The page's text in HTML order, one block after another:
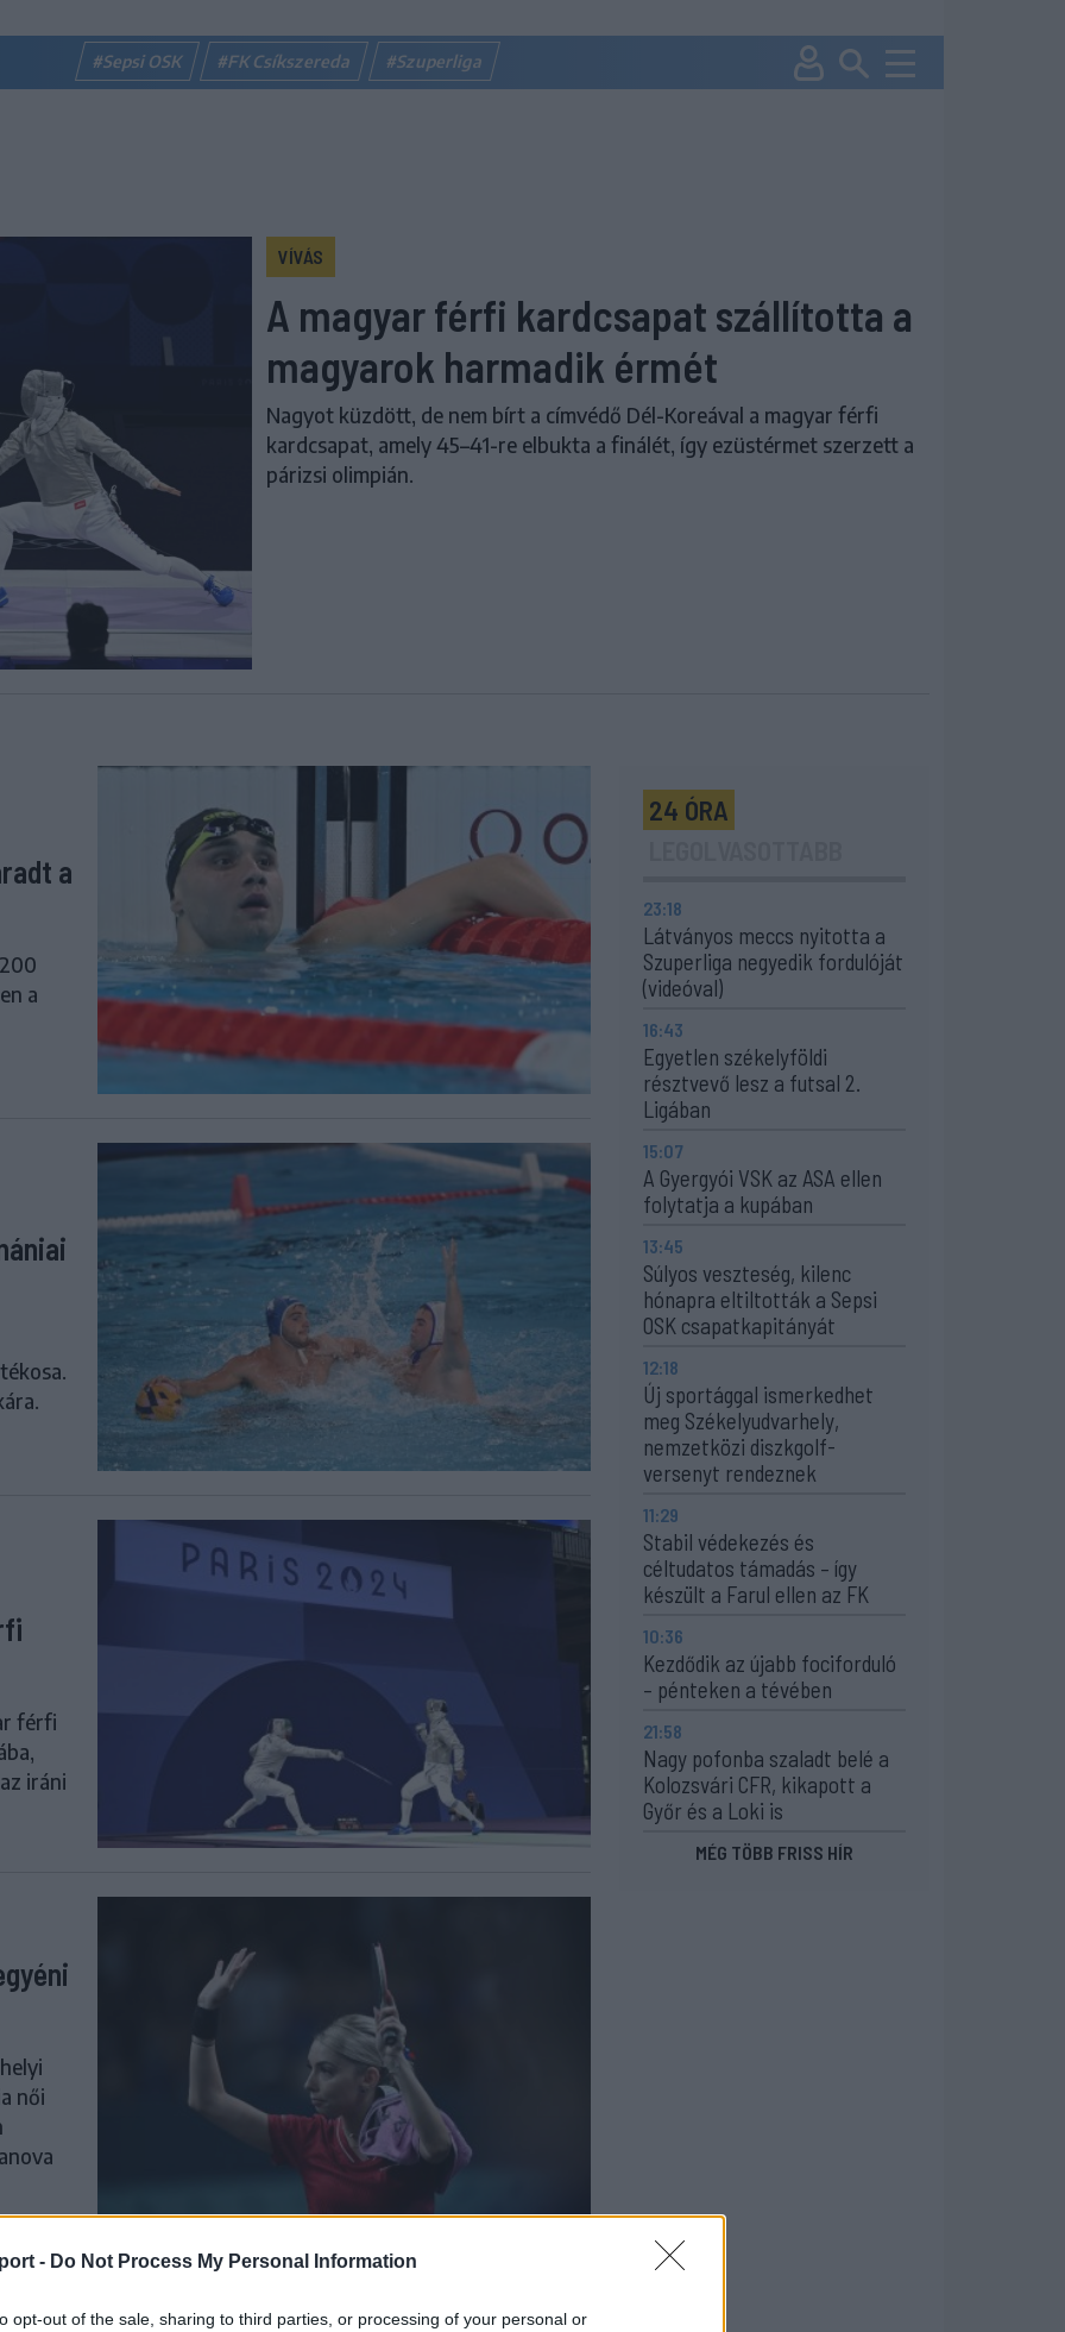
- Do Not Process My Personal Information
opt-out of the sale, sharing to third parties, or processing of your personal or
#Sepsi OSK #FK Csíkszereda #Szuperliga
VÍVÁS
A magyar férfi kardcsapat szállította a
magyarok harmadik érmét
Nagyot küzdött, de nem bírt a címvédő Dél-Koreával a magyar férfi
kardcsapat, amely 45–41-re elbukta a finálét, így ezüstérmet szerzett a
párizsi olimpián.
a
a
férfi
iráni
női
24 ÓRA
23:18
Látványos meccs nyitotta a
Szuperliga negyedik fordulóját
(videóval)
16:43
Egyetlen székelyföldi
résztvevő lesz a futsal 2.
Ligában
15:07
A Gyergyói VSK az ASA ellen
folytatja a kupában
13:45
Súlyos veszteség, kilenc
hónapra eltiltották a Sepsi
OSK csapatkapitányát
12:18
Új sportággal ismerkedhet
meg Székelyudvarhely,
nemzetközi diszkgolf-
versenyt rendeznek
11:29
Stabil védekezés és
céltudatos támadás – így
készült a Farul ellen az FK
10:36
Kezdődik az újabb fociforduló
– pénteken a tévében
21:58
Nagy pofonba szaladt belé a
Kolozsvári CFR, kikapott a
Győr és a Loki is
MÉG TÖBB FRISS HÍR